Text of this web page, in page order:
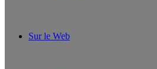
Sur le Web